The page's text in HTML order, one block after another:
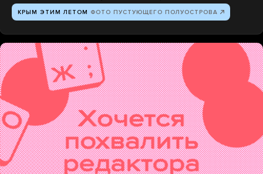
КРЫМ ЭТИМ ЛЕТОМ ФОТО ПУСТУЮЩЕГО ПОЛУОСТРОВА